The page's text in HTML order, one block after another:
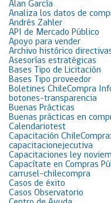
Alan García
Analiza los datos de
Andrés Zahler
API de Mercado Público
Apoyo para vender
Archivo histórico
Asesorías estratégicas
Bases Tipo de Licitación
Bases Tipo proveedor
Boletines ChileCompra
botones-transparencia
Buenas Prácticas
Buenas prácticas en
Calendariotest
Capacitación
capacitacionejecutiva
Capacitaciones ley
Capacítate en Compras
carrusel-chilecompra
Casos de éxito
Casos Observatorio